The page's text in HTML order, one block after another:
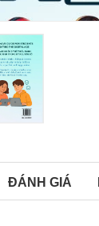
ĐÁNH GIÁ